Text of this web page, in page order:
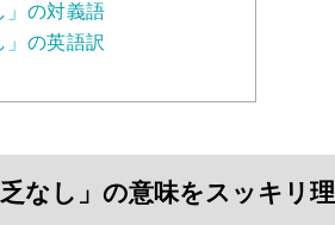
」の対義語
」の英語訳
なし」の意味をスッキリ理